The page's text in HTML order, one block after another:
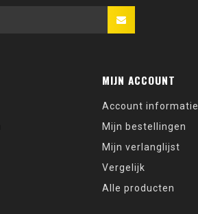
MIJN ACCOUNT
Account informatie
Mijn bestellingen
Mijn verlanglijst
Vergelijk
Alle producten